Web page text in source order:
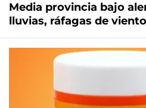
Media provincia bajo
lluvias, ráfagas de